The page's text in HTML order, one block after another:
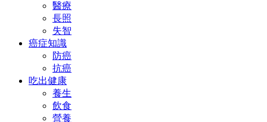
醫療
長照
失智
癌症知識
防癌
抗癌
吃出健康
養生
飲食
營養